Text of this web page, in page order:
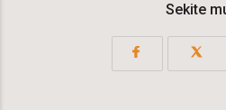
Sekite